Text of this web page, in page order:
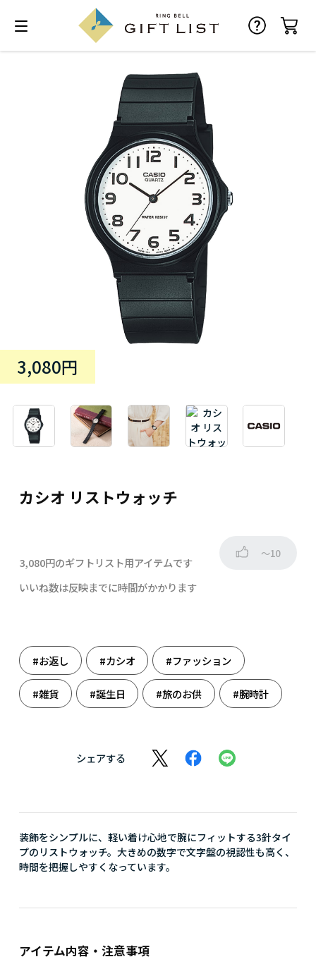
カシオ リストウォッチ
3,080円
3,080円のギフトリスト用アイテムです
～10
いいね数は反映までに時間がかかります
#お返し #カシオ #ファッション
#雑貨 #誕生日 #旅のお供 #腕時計
シェアする
装飾をシンプルに、軽い着け心地で腕にフィットする3針タイ
プのリストウォッチ。大きめの数字で文字盤の視認性も高く、
時間を把握しやすくなっています。
アイテム内容・注意事項